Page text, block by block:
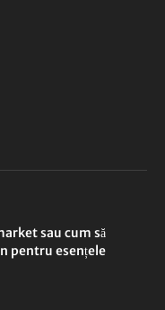
sau cum să
pentru esențele